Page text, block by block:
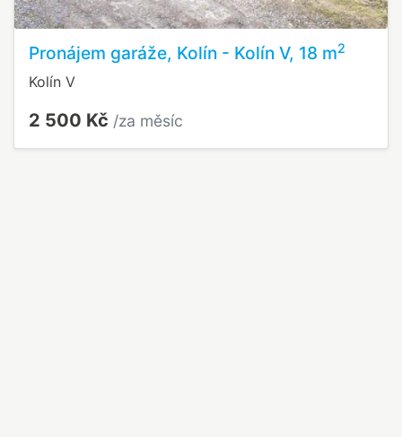
Pronájem garáže, Kolín - Kolín V, 18 m2
Kolín V
2 500 Kč /za měsíc